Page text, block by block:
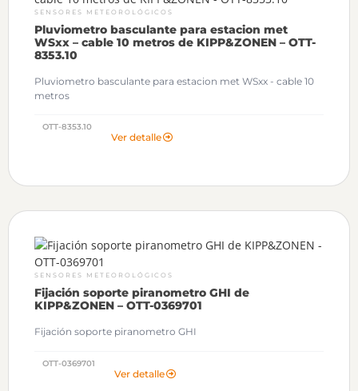
SENSORES METEOROLÓGICOS
Pluviometro basculante para estacion met
WSxx – cable 10 metros de KIPP&ZONEN – OTT-
8353.10
Pluviometro basculante para estacion met WSxx - cable 10
metros
OTT-8353.10
Ver detalle
SENSORES METEOROLÓGICOS
Fijación soporte piranometro GHI de
KIPP&ZONEN – OTT-0369701
Fijación soporte piranometro GHI
OTT-0369701
Ver detalle